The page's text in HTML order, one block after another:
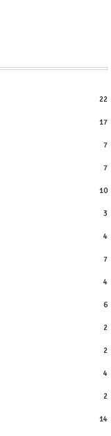
22
17
7
7
10
3
4
7
4
6
2
2
4
2
14